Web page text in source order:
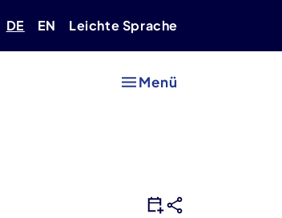
Deutsch
DE Englisch
EN Leichte Sprache
Menü